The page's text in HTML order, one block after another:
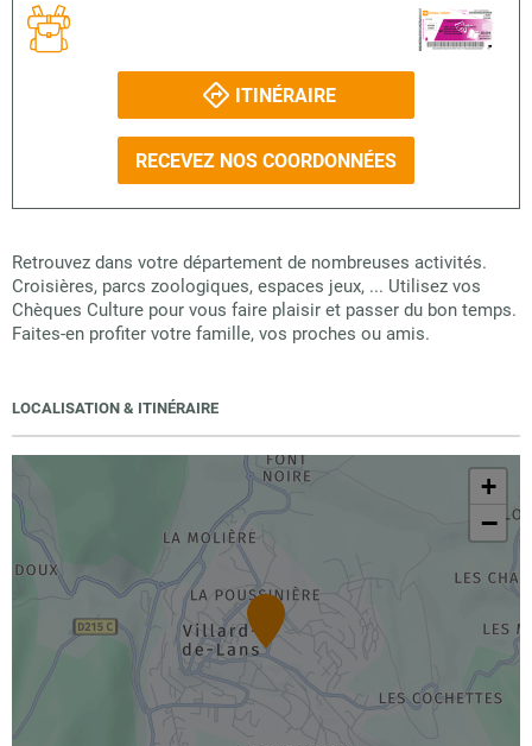
ITINÉRAIRE
RECEVEZ NOS COORDONNÉES
Retrouvez dans votre département de nombreuses activités.
Croisières, parcs zoologiques, espaces jeux, ... Utilisez vos
Chèques Culture pour vous faire plaisir et passer du bon temps.
Faites-en profiter votre famille, vos proches ou amis.
LOCALISATION & ITINÉRAIRE
+
−